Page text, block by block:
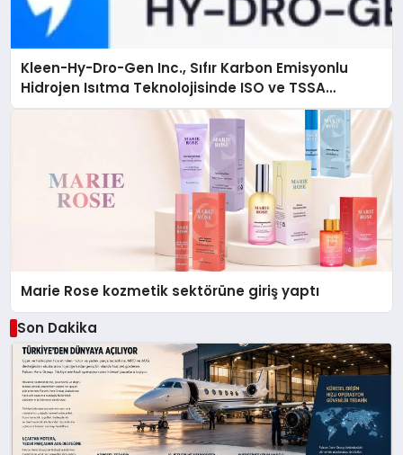
Kleen-Hy-Dro-Gen Inc., Sıfır Karbon Emisyonlu
Hidrojen Isıtma Teknolojisinde ISO ve TSSA
Düzenleyici Onaylarını Aldı
Marie Rose kozmetik sektörüne giriş yaptı
Son Dakika